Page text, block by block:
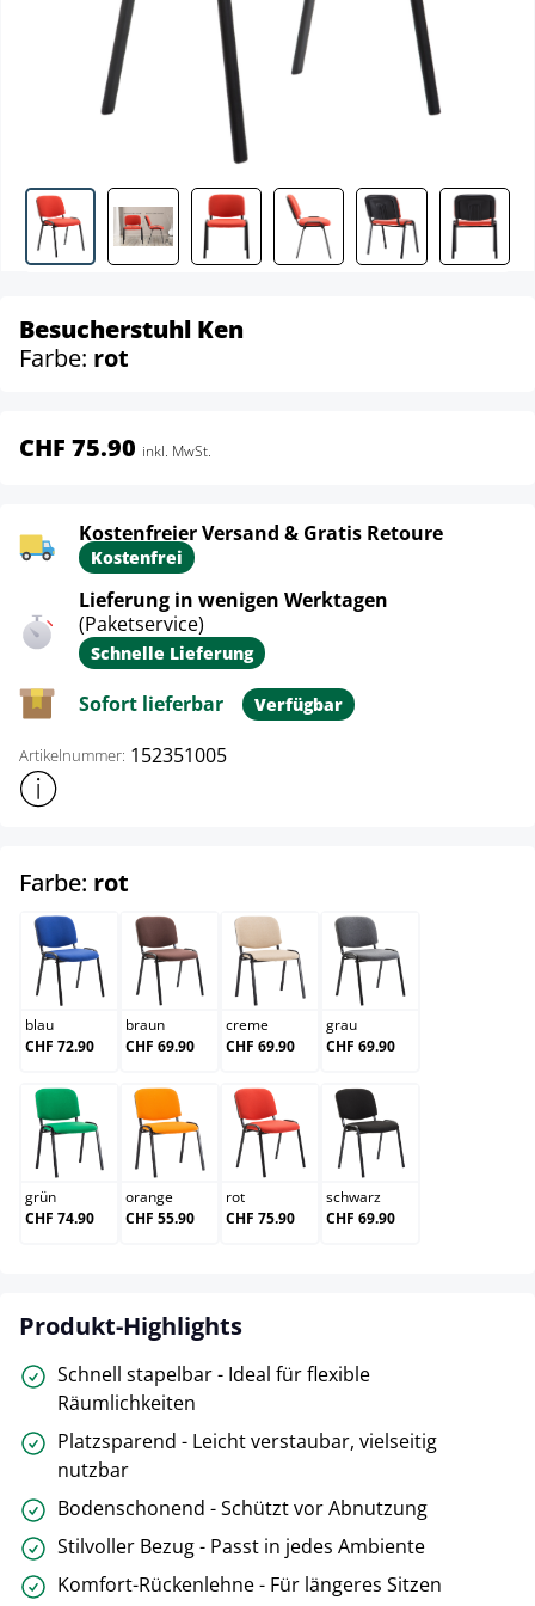
Besucherstuhl Ken
Farbe: rot
CHF 75.90 inkl. MwSt.
Kostenfreier Versand & Gratis Retoure
Kostenfrei
Lieferung in wenigen Werktagen
(Paketservice)
Schnelle Lieferung
Sofort lieferbar Verfügbar
Artikelnummer: 152351005
Weitere Produktinformationen anzeigen
Farbe: rot
blau
blau
CHF 72.90
braun
braun
CHF 69.90
creme
creme
CHF 69.90
grau
grau
CHF 69.90
grün
grün
CHF 74.90
orange
orange
CHF 55.90
rot
rot
CHF 75.90
schwarz
schwarz
CHF 69.90
Produkt-Highlights
Schnell stapelbar - Ideal für flexible
Räumlichkeiten
Platzsparend - Leicht verstaubar, vielseitig
nutzbar
Bodenschonend - Schützt vor Abnutzung
Stilvoller Bezug - Passt in jedes Ambiente
Komfort-Rückenlehne - Für längeres Sitzen